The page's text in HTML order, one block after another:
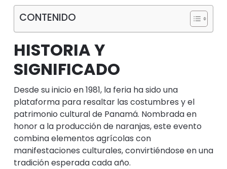
CONTENIDO
HISTORIA Y
SIGNIFICADO
Desde su inicio en 1981, la feria ha sido una
plataforma para resaltar las costumbres y el
patrimonio cultural de Panamá. Nombrada en
honor a la producción de naranjas, este evento
combina elementos agrícolas con
manifestaciones culturales, convirtiéndose en una
tradición esperada cada año.